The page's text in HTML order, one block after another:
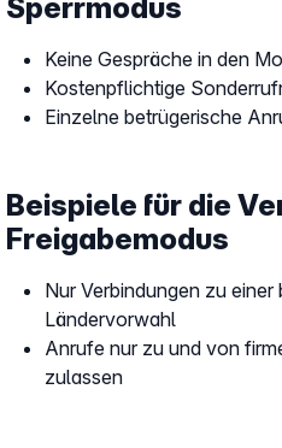
Sperrmodus
Keine Gespräche in den
Kostenpflichtige
Einzelne betrügerische
Beispiele für die
Freigabemodus
Nur Verbindungen zu
Ländervorwahl
Anrufe nur zu und von
zulassen